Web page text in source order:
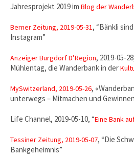
Jahresprojekt 2019 imBlog der
Berner Zeitung, 2019-05-31, “Bänkli
Instagram”
Anzeiger Burgdorf D’Region, 2019-05-
Mühlentag, die Wanderbank in der
MySwitzerland, 2019-05-26,
unterwegs – Mitmachen und Gewinnen
Life Channel, 2019-05-10, “Eine Bank
Tessiner Zeitung, 2019-05-07, “Die
Bankgeheimnis”